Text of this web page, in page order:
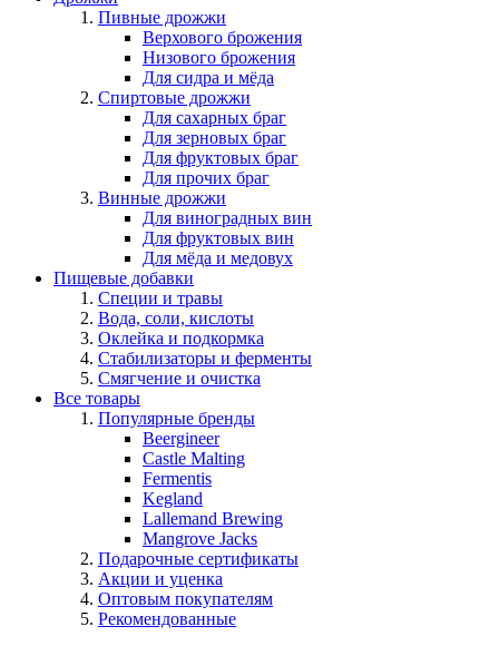
Пивные дрожжи
Верхового брожения
Низового брожения
Для сидра и мёда
Спиртовые дрожжи
Для сахарных браг
Для зерновых браг
Для фруктовых браг
Для прочих браг
Винные дрожжи
Для виноградных вин
Для фруктовых вин
Для мёда и медовух
Пищевые добавки
Специи и травы
Вода, соли, кислоты
Оклейка и подкормка
Стабилизаторы и ферменты
Смягчение и очистка
Все товары
Популярные бренды
Beergineer
Castle Malting
Fermentis
Kegland
Lallemand Brewing
Mangrove Jacks
Подарочные сертификаты
Акции и уценка
Оптовым покупателям
Рекомендованные